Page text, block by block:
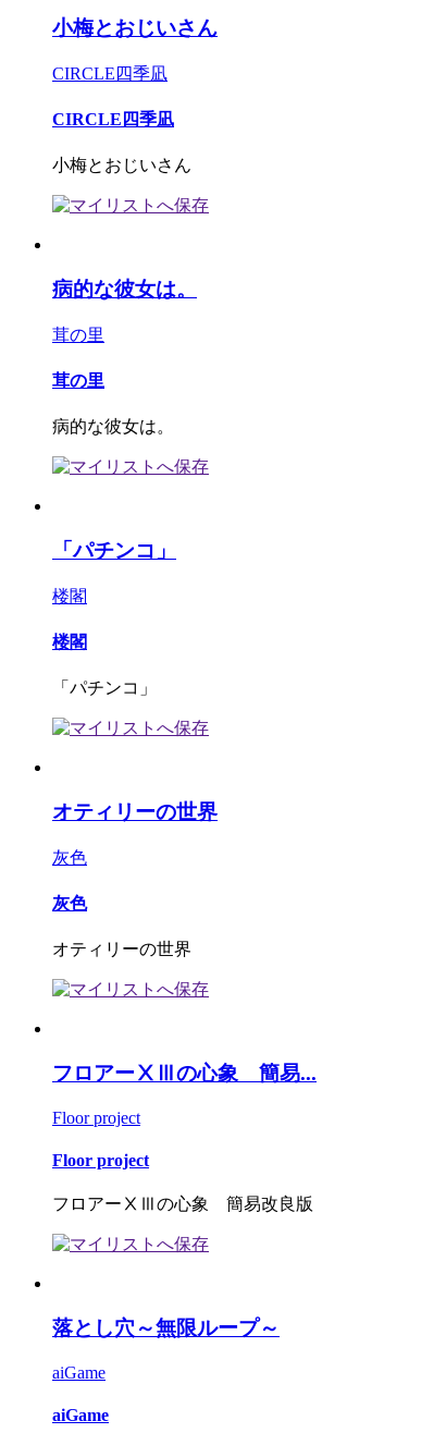
小梅とおじいさん
CIRCLE四季凪
CIRCLE四季凪
小梅とおじいさん
病的な彼女は。
茸の里
茸の里
病的な彼女は。
「パチンコ」
楼閣
楼閣
「パチンコ」
オティリーの世界
灰色
灰色
オティリーの世界
フロアーⅩⅢの心象 簡易...
Floor project
Floor project
フロアーⅩⅢの心象 簡易改良版
落とし穴～無限ループ～
aiGame
aiGame